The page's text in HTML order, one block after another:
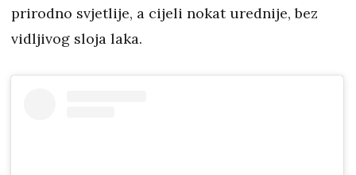
prirodno svjetlije, a cijeli nokat urednije, bez
vidljivog sloja laka.